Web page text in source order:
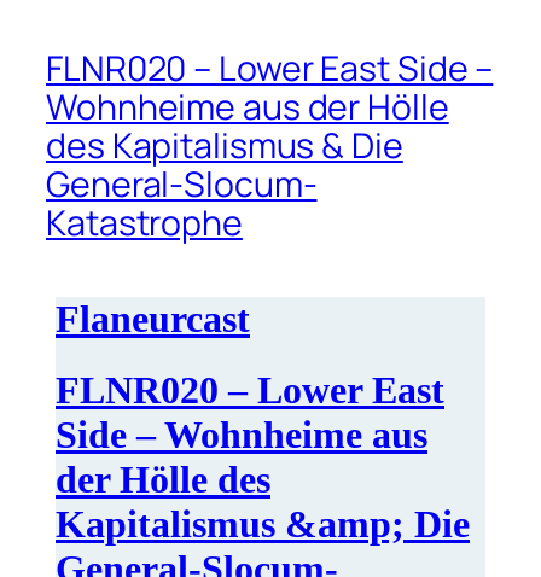
FLNR020 – Lower East Side –
Wohnheime aus der Hölle
des Kapitalismus & Die
General-Slocum-
Katastrophe